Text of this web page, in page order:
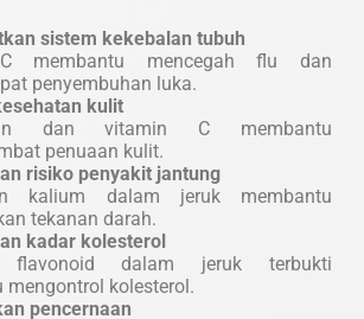
sistem kekebalan tubuh
membantu mencegah flu dan
penyembuhan luka.
kulit
dan vitamin C membantu
penuaan kulit.
risiko penyakit jantung
kalium dalam jeruk membantu
tekanan darah.
kadar kolesterol
flavonoid dalam jeruk terbukti
mengontrol kolesterol.
pencernaan